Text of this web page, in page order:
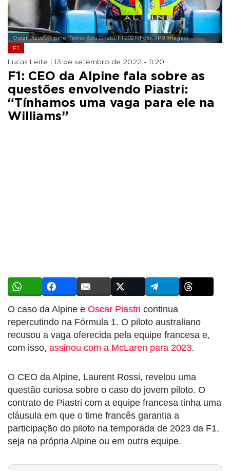
Oscar Piastri, Alpine, Testes Abu Dhabi, F1 2021 (Foto: XPB Images)
F1
Lucas Leite | 13 de setembro de 2022 - 11:20
F1: CEO da Alpine fala sobre as
questões envolvendo Piastri:
“Tínhamos uma vaga para ele na
Williams”
O caso da Alpine e Oscar Piastri continua
repercutindo na Fórmula 1. O piloto australiano
recusou a vaga oferecida pela equipe francesa e,
com isso, assinou com a McLaren para 2023.
O CEO da Alpine, Laurent Rossi, revelou uma
questão curiosa sobre o caso do jovem piloto. O
contrato de Piastri com a equipe francesa tinha uma
cláusula em que o time francês garantia a
participação do piloto na temporada de 2023 da F1,
seja na própria Alpine ou em outra equipe.